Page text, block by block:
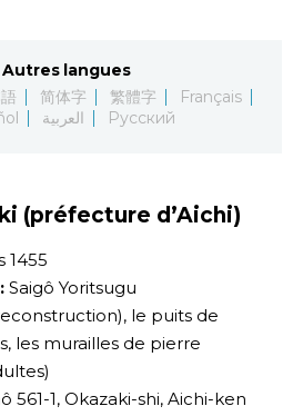
Autres langues
简体字 繁體字
Français
العربية Русский
(préfecture d’Aichi)
1455
Saigô Yoritsugu
le puits de
les murailles de pierre
561-1, Okazaki-shi, Aichi-ken